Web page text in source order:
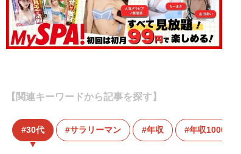
【関連キーワードから記事を探す】
30代 サラリーマン 年収 年収1000万円